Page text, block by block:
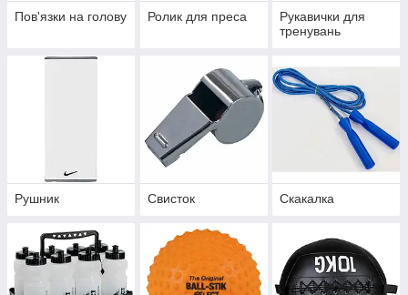
Пов'язки на голову Ролик для преса
Рукавички для
тренувань
Рушник Свисток Скакалка